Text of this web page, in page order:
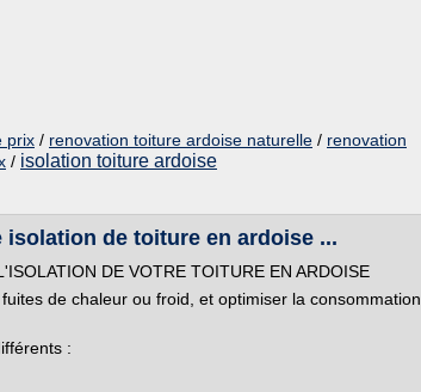
prix / renovation toiture ardoise naturelle / renovation
/ isolation toiture ardoise
de toiture en ardoise ...
DE VOTRE TOITURE EN ARDOISE
de chaleur ou froid, et optimiser la consommation
: